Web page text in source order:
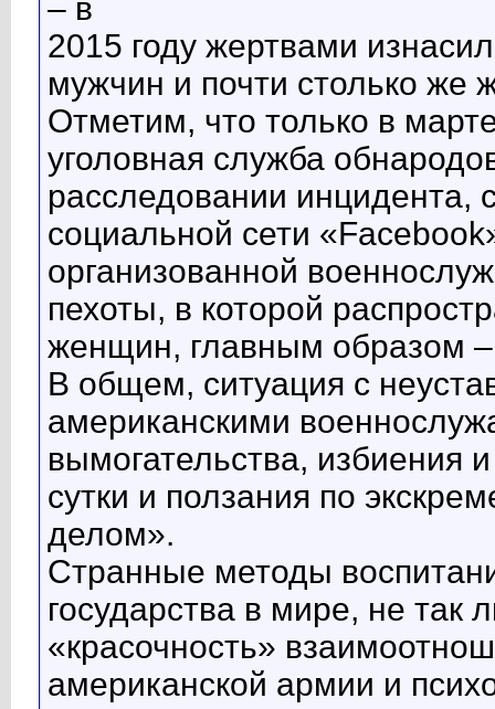
– в
2015 году жертвами
мужчин и почти столько же
Отметим, что только в
уголовная служба
расследовании инцидента,
социальной сети
организованной
пехоты, в которой
женщин, главным образом
В общем, ситуация с
американскими
вымогательства, избиения
сутки и ползания по
делом».
Странные методы
государства в мире, не
«красочность»
американской армии и